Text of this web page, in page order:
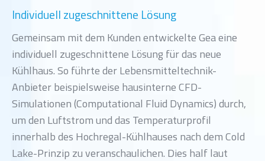
Individuell zugeschnittene Lösung
Gemeinsam mit dem Kunden entwickelte Gea eine
individuell zugeschnittene Lösung für das neue
Kühlhaus. So führte der Lebensmitteltechnik-
Anbieter beispielsweise hausinterne CFD-
Simulationen (Computational Fluid Dynamics) durch,
um den Luftstrom und das Temperaturprofil
innerhalb des Hochregal-Kühlhauses nach dem Cold
Lake-Prinzip zu veranschaulichen. Dies half laut